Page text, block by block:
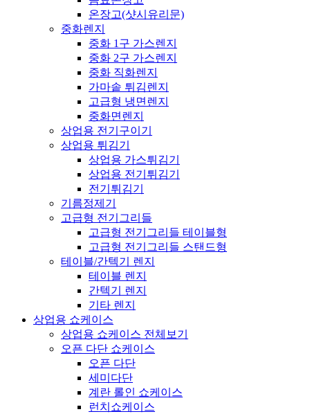
온장고(샷시유리문)
중화렌지
중화 1구 가스렌지
중화 2구 가스렌지
중화 직화렌지
가마솥 튀김렌지
고급형 냉면렌지
중화면렌지
상업용 전기구이기
상업용 튀김기
상업용 가스튀김기
상업용 전기튀김기
전기튀김기
기름정제기
고급형 전기그리들
고급형 전기그리들 테이블형
고급형 전기그리들 스탠드형
테이블/간텍기 렌지
테이블 렌지
간텍기 렌지
기타 렌지
상업용 쇼케이스
상업용 쇼케이스 전체보기
오픈 다단 쇼케이스
오픈 다단
세미다단
계란 롤인 쇼케이스
런치쇼케이스